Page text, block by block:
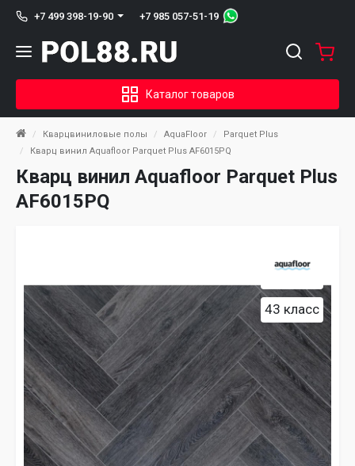
+7 499 398-19-90 +7 985 057-51-19
Каталог товаров
Кварцвиниловые полы AquaFloor
Parquet Plus
Кварц винил Aquafloor Parquet Plus AF6015PQ
Кварц винил Aquafloor Parquet Plus
AF6015PQ
43 класс